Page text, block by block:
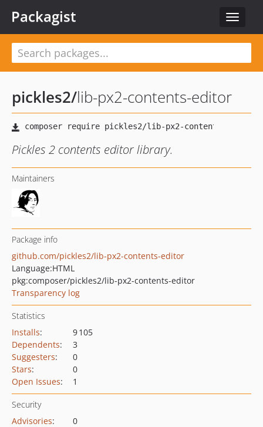
Toggle
Packagist
pickles2/lib-px2-contents-editor
Pickles 2 contents editor library.
Maintainers
Package info
github.com/pickles2/lib-px2-contents-editor
Language:HTML
pkg:composer/pickles2/lib-px2-contents-editor
Transparency log
Statistics
Installs:
9 105
Dependents:
3
Suggesters:
0
Stars:
0
Open Issues: 1
Security
Advisories:
0